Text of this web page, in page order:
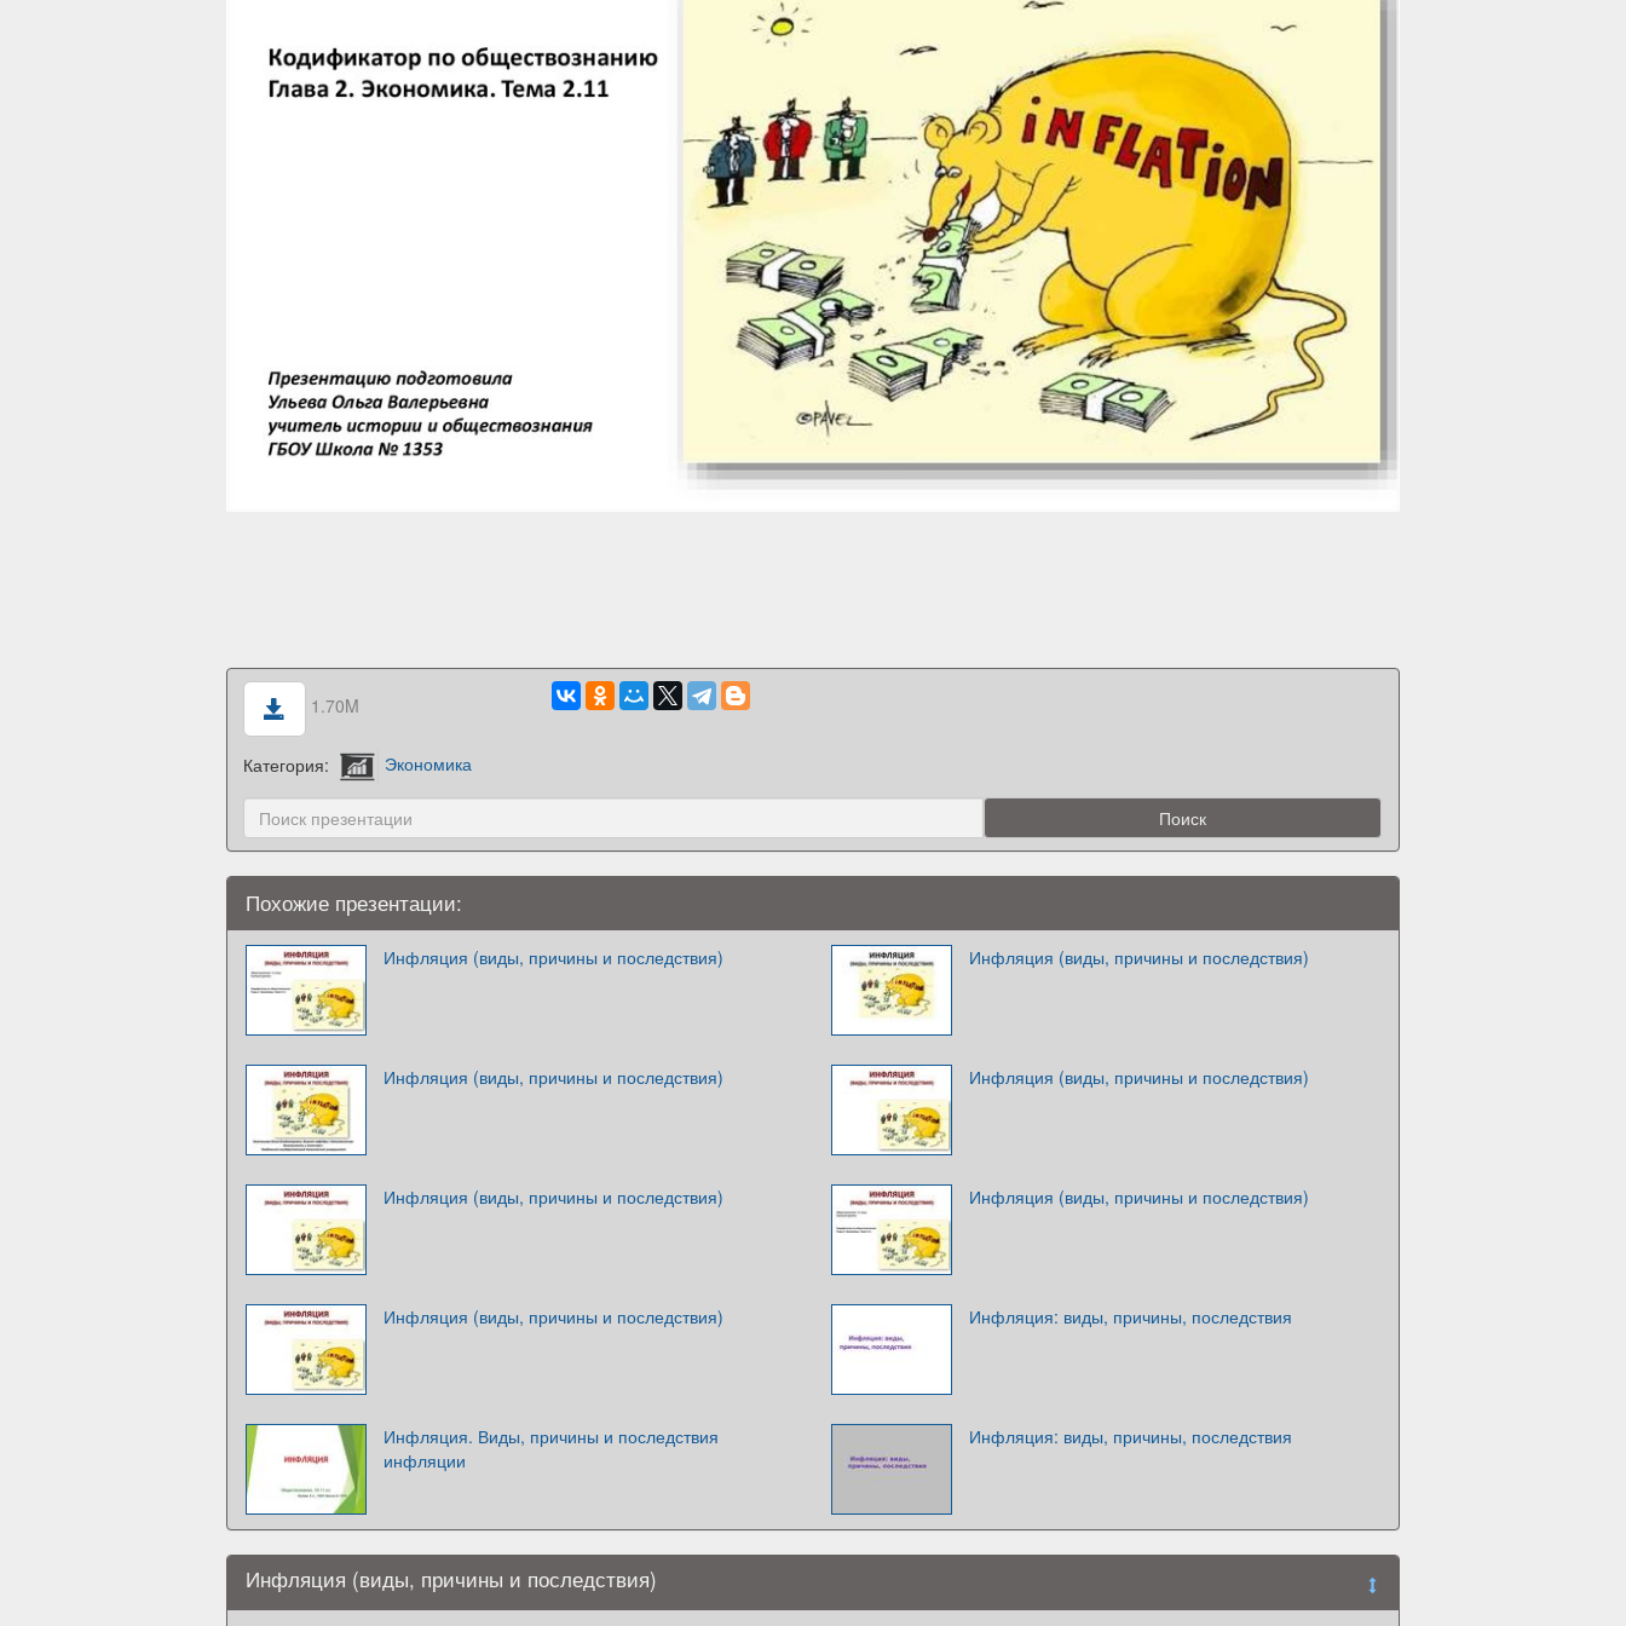
1.70M
Категория: Экономика
Похожие презентации:
Инфляция (виды, причины и последствия) Инфляция (виды, причины и последствия)
Инфляция (виды, причины и последствия) Инфляция (виды, причины и последствия)
Инфляция (виды, причины и последствия) Инфляция (виды, причины и последствия)
Инфляция (виды, причины и последствия) Инфляция: виды, причины, последствия
Инфляция. Виды, причины и последствия
инфляции
Инфляция: виды, причины, последствия
Инфляция (виды, причины и последствия)